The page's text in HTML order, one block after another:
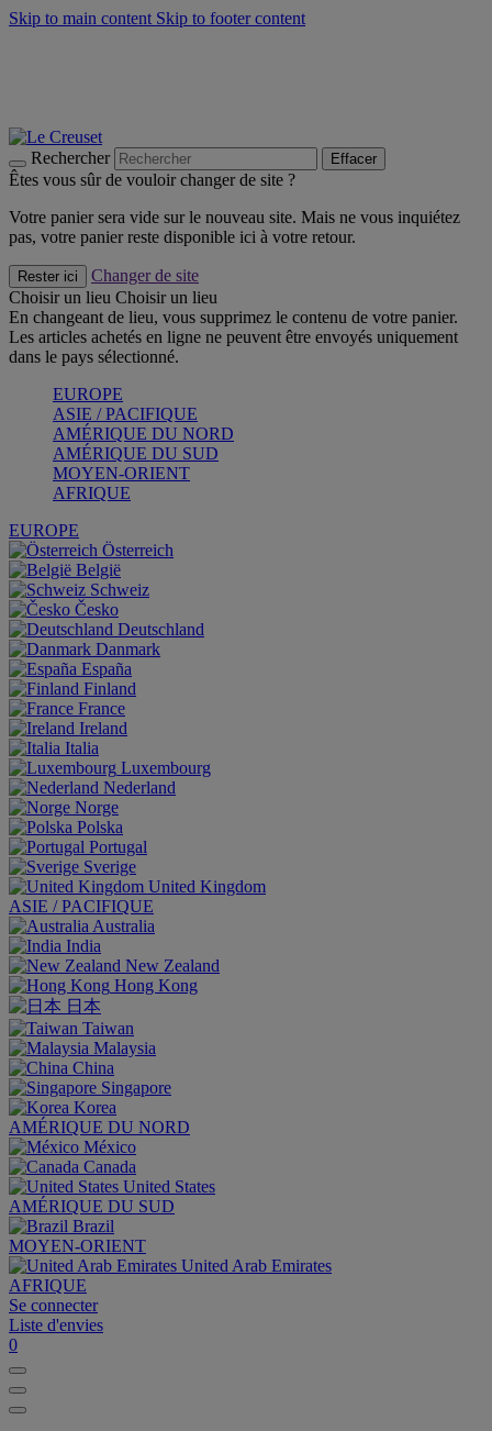
Skip to main content Skip to footer content
Rechercher Effacer
Êtes vous sûr de vouloir changer de site ?
Votre panier sera vide sur le nouveau site. Mais ne vous inquiétez
pas, votre panier reste disponible ici à votre retour.
Rester ici
Changer de site
Choisir un lieu Choisir un lieu
En changeant de lieu, vous supprimez le contenu de votre panier.
Les articles achetés en ligne ne peuvent être envoyés uniquement
dans le pays sélectionné.
EUROPE
ASIE / PACIFIQUE
AMÉRIQUE DU NORD
AMÉRIQUE DU SUD
MOYEN-ORIENT
AFRIQUE
EUROPE
Österreich
België
Schweiz
Česko
Deutschland
Danmark
España
Finland
France
Ireland
Italia
Luxembourg
Nederland
Norge
Polska
Portugal
Sverige
United Kingdom
ASIE / PACIFIQUE
Australia
India
New Zealand
Hong Kong
日本
Taiwan
Malaysia
China
Singapore
Korea
AMÉRIQUE DU NORD
México
Canada
United States
AMÉRIQUE DU SUD
Brazil
MOYEN-ORIENT
United Arab Emirates
AFRIQUE
Se connecter
Liste d'envies
0